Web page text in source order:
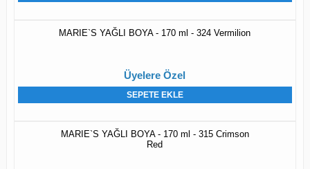
MARIE`S YAĞLI BOYA - 170 ml - 324 Vermilion
Üyelere Özel
SEPETE EKLE
MARIE`S YAĞLI BOYA - 170 ml - 315 Crimson
Red